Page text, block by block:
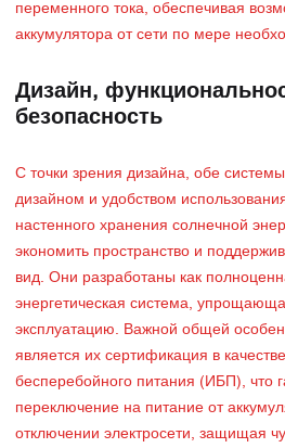
переменного тока, обеспечивая
аккумулятора от сети по мере
Дизайн,
безопасность
С точки зрения дизайна, обе
дизайном и удобством
настенного хранения солнечной
экономить пространство и
вид. Они разработаны как
энергетическая система,
эксплуатацию. Важной общей
является их сертификация в
бесперебойного питания (ИБП), что
переключение на питание от
отключении электросети, защищая